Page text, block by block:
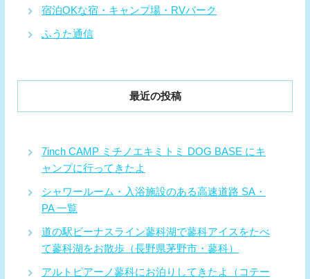
宿泊OKな宿・キャンプ場・RVパーク
ふうた通信
最近の投稿
7inch CAMP ミチノエキミトミ DOG BASE にキ
ャンプに行ってきたよ
シャワールーム・入浴施設のある高速道路 SA・
PA 一覧
道の駅ビーナスライン蓼科湖で蓼科アイスをたべ
て蓼科湖をお散歩（長野県茅野市・蓼科）
アルトピアーノ蓼科にお泊りしてきたよ（コテー